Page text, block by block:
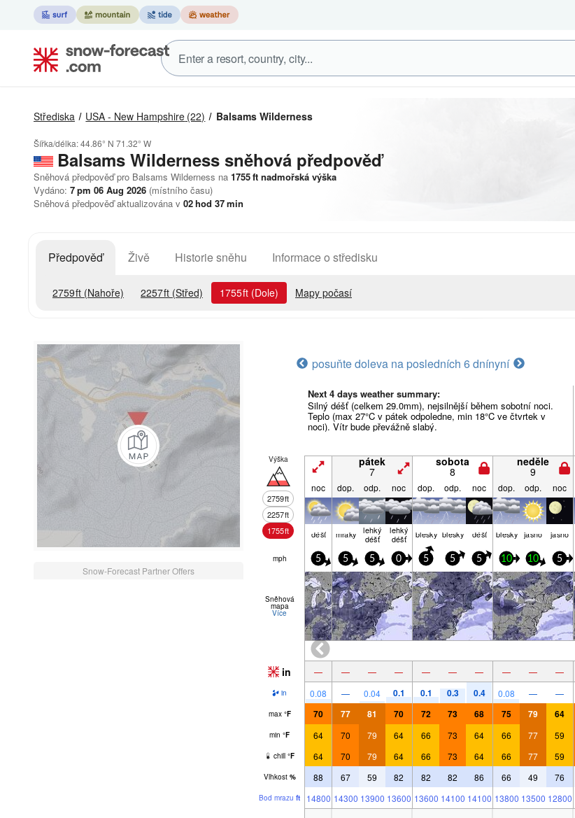
Střediska USA - New Hampshire (22) Balsams Wilderness
Šířka/délka:44.86° N 71.32° W
Balsams Wilderness sněhová předpověď
Sněhová předpověď pro Balsams Wilderness na 1755ft nadmořská výška
Vydáno: 7 pm 06 Aug 2026 (místního času)
Sněhová předpověď aktualizována v 02hod 37min
Předpověď Živě Historie sněhu Informace o středisku
2759ft (Nahoře) 2257ft (Střed) 1755ft (Dole) Mapy počasí
Snow-Forecast Partner Offers
posuňte doleva na posledních 6 dnínyní
Next 4 days weather summary:
Silný déšť (celkem 29.0mm), nejsilnější během sobotní noci.
Teplo (max 27°C v pátek odpoledne, min 18°C ve čtvrtek v
noci). Vítr bude převážně slabý.
Výška
2759ft
2257ft
1755ft
pátek
7
sobota
8
neděle
9
noc dop. odp. noc dop. odp. noc dop. odp. noc
déšť mraky lehký
déšť
lehký
déšť blesky blesky déšť blesky jasno jasno
mph 5 5 5 0 5 5 5 10 10 5
Sněhová
mapa
Více
in — — — — — — — — — —
in 0.08 — 0.04 0.1 0.1 0.3 0.4 0.08 — —
max °F 70 77 81 70 72 73 68 75 79 64
min °F 64 70 79 64 66 73 64 66 77 59
chill °F 64 70 79 64 66 73 64 66 77 59
Vlhkost % 88 67 59 82 82 82 86 66 49 76
Bod mrazu ft 14800 14300 13900 13600 13600 14100 14100 13800 13500 12800